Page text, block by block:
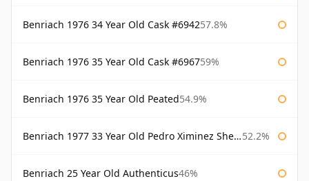
Benriach 1976 34 Year Old Cask #694257.8%
Benriach 1976 35 Year Old Cask #696759%
Benriach 1976 35 Year Old Peated54.9%
Benriach 1977 33 Year Old Pedro Ximinez Sherry Finish 52.2%
Benriach 25 Year Old Authenticus46%